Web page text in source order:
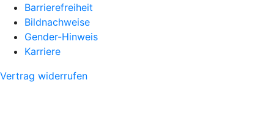
Barrierefreiheit
Bildnachweise
Gender-Hinweis
Karriere
Vertrag widerrufen